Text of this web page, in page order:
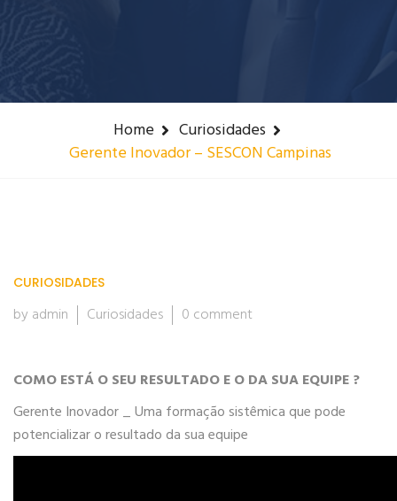
Home
Curiosidades
Gerente Inovador – SESCON Campinas
CURIOSIDADES
by admin Curiosidades 0 comment
COMO ESTÁ O SEU RESULTADO E O DA SUA EQUIPE ?
Gerente Inovador _ Uma formação sistêmica que pode
potencializar o resultado da sua equipe